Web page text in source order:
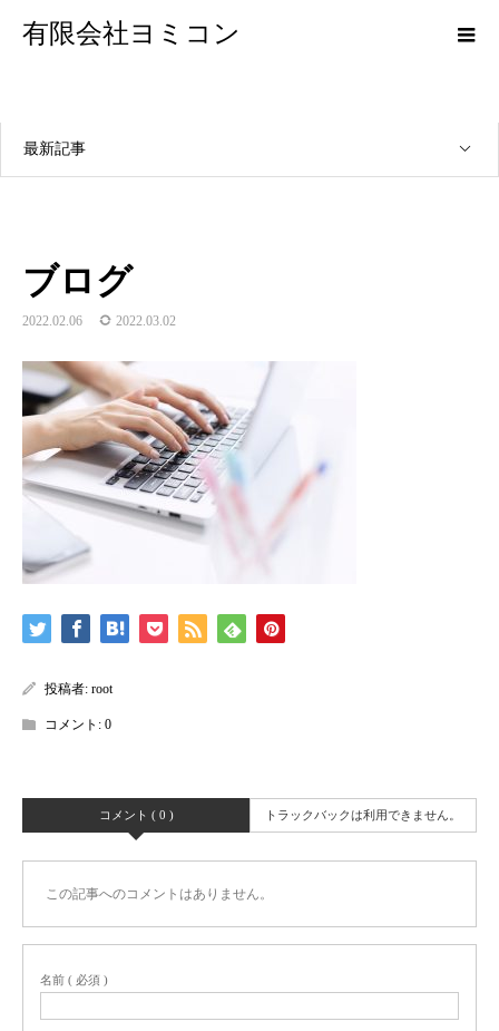
有限会社ヨミコン
最新記事
ブログ
2022.02.06 2022.03.02
投稿者: root
コメント: 0
コメント ( 0 ) トラックバックは利用できません。
この記事へのコメントはありません。
名前 ( 必須 )